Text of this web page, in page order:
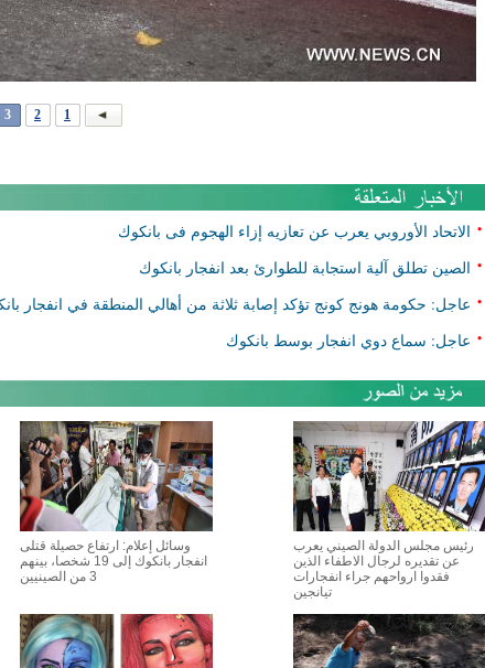
1
2
3
• الاتحاد الأوروبي يعرب عن تعازيه إزاء الهجوم فى بانكوك
• الصين تطلق آلية استجابة للطوارئ بعد انفجار بانكوك
• عاجل: حكومة هونج كونج تؤكد إصابة ثلاثة من أهالي المنطقة في انفجار
• عاجل: سماع دوي انفجار بوسط بانكوك
رئيس مجلس الدولة الصيني يعرب
عن تقديره لرجال الاطفاء الذين
فقدوا ارواحهم جراء انفجارات
تيانجين
وسائل إعلام: ارتفاع حصيلة قتلى
انفجار بانكوك إلى 19 شخصا، بينهم
3 من الصينيين